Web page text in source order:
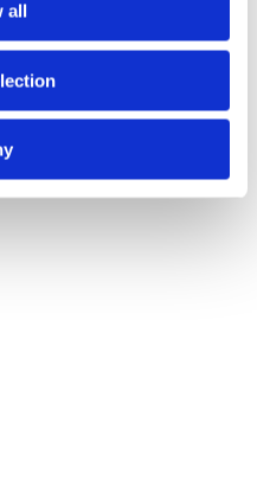
all
molto forte tra alcuni
ministra allo Sviluppo
sono state anche delle
anche per mettermi in